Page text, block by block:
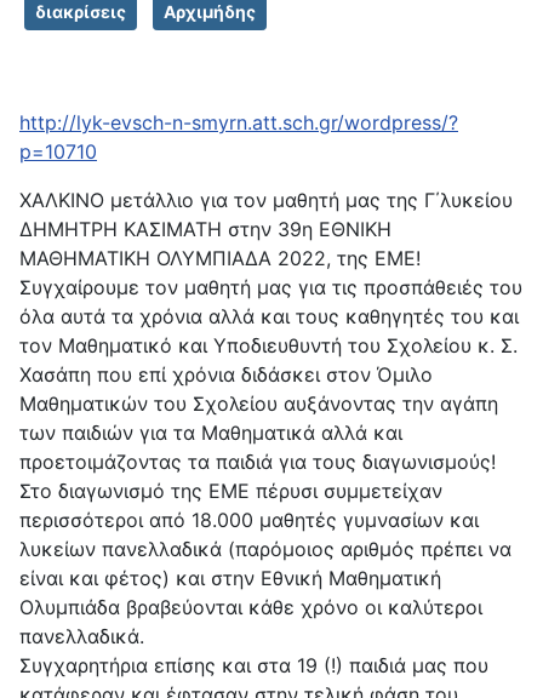
διακρίσεις Αρχιμήδης
http://lyk-evsch-n-smyrn.att.sch.gr/wordpress/?
p=10710
ΧΑΛΚΙΝΟ μετάλλιο για τον μαθητή μας της Γ΄λυκείου
ΔΗΜΗΤΡΗ ΚΑΣΙΜΑΤΗ στην 39η ΕΘΝΙΚΗ
ΜΑΘΗΜΑΤΙΚΗ ΟΛΥΜΠΙΑΔΑ 2022, της ΕΜΕ!
Συγχαίρουμε τον μαθητή μας για τις προσπάθειές του
όλα αυτά τα χρόνια αλλά και τους καθηγητές του και
τον Μαθηματικό και Υποδιευθυντή του Σχολείου κ. Σ.
Χασάπη που επί χρόνια διδάσκει στον Όμιλο
Μαθηματικών του Σχολείου αυξάνοντας την αγάπη
των παιδιών για τα Μαθηματικά αλλά και
προετοιμάζοντας τα παιδιά για τους διαγωνισμούς!
Στο διαγωνισμό της ΕΜΕ πέρυσι συμμετείχαν
περισσότεροι από 18.000 μαθητές γυμνασίων και
λυκείων πανελλαδικά (παρόμοιος αριθμός πρέπει να
είναι και φέτος) και στην Εθνική Μαθηματική
Ολυμπιάδα βραβεύονται κάθε χρόνο οι καλύτεροι
πανελλαδικά.
Συγχαρητήρια επίσης και στα 19 (!) παιδιά μας που